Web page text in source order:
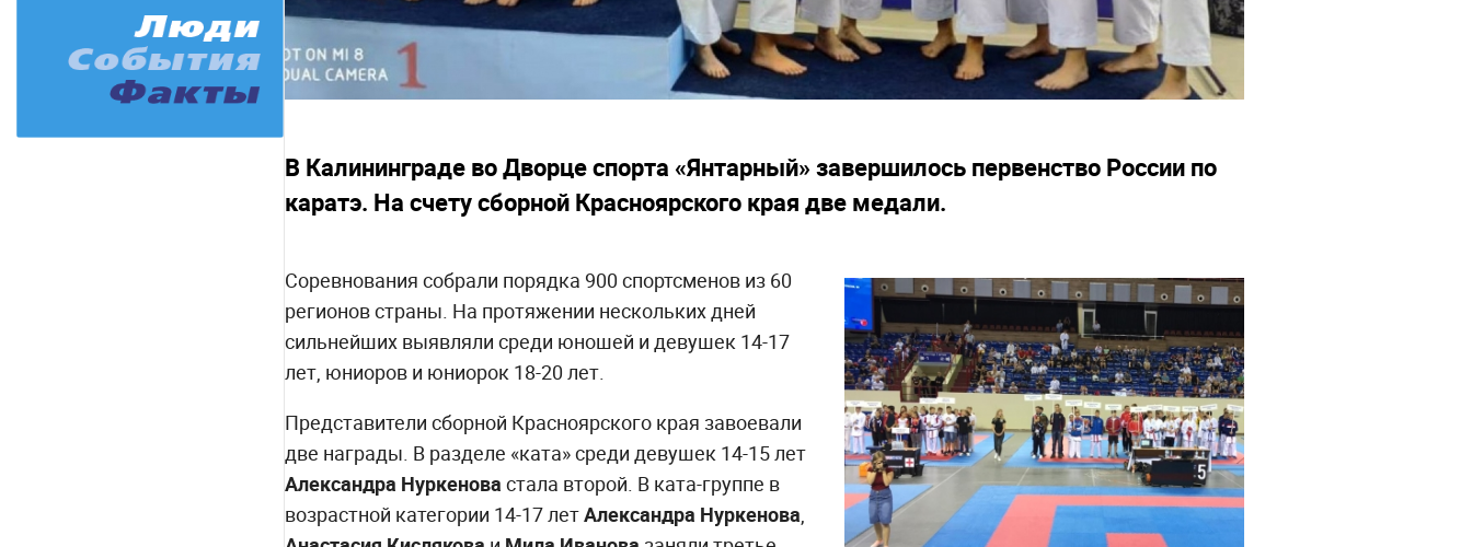
В Калининграде во Дворце спорта «Янтарный» завершилось первенство России по
каратэ. На счету сборной Красноярского края две медали.
Соревнования собрали порядка 900 спортсменов из 60
регионов страны. На протяжении нескольких дней
сильнейших выявляли среди юношей и девушек 14-17
лет, юниоров и юниорок 18-20 лет.
Представители сборной Красноярского края завоевали
две награды. В разделе «ката» среди девушек 14-15 лет
Александра Нуркенова стала второй. В ката-группе в
возрастной категории 14-17 летАлександра Нуркенова,